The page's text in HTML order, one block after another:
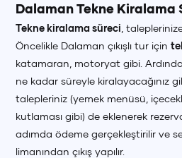
Dalaman Tekne Kiralama
Tekne kiralama süreci ,
Öncelikle Dalaman çıkışlı tur için
katamaran, motoryat gibi.
ne kadar süreyle kiralayacağınız
talepleriniz (yemek menüsü,
kutlaması gibi) de eklenerek
adımda ödeme gerçekleştirilir ve
limanından çıkış yapılır.